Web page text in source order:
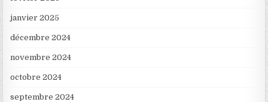
janvier 2025
décembre 2024
novembre 2024
octobre 2024
septembre 2024